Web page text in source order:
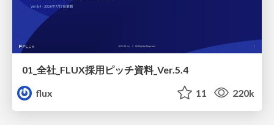
01_全社_FLUX採用ピッチ資料_Ver.5.4
flux
11 220k